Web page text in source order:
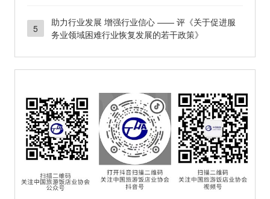
5
助力行业发展 增强行业信心 —— 评《关于促进服
务业领域困难行业恢复发展的若干政策》